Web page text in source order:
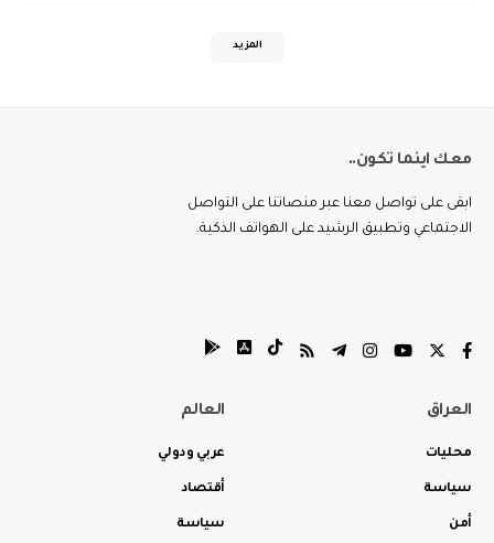
المزيد
معك اينما تكون..
ابقى على تواصل معنا عبر منصاتنا على التواصل
الاجتماعي وتطبيق الرشيد على الهواتف الذكية.
العراق
محليات
سياسة
أمن
العالم
عربي ودولي
أقتصاد
سياسة